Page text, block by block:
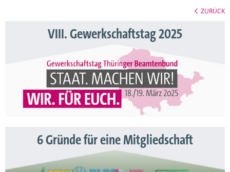
ZURÜCK
VIII. Gewerkschaftstag 2025
6 Gründe für eine Mitgliedschaft